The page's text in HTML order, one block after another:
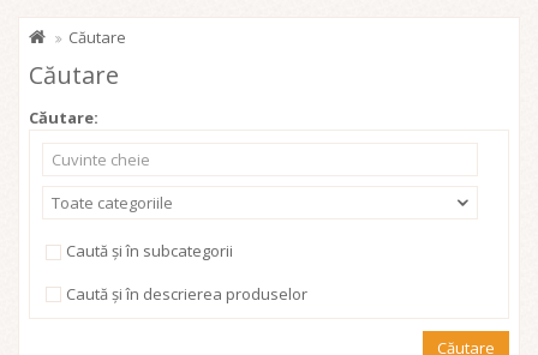
Căutare
Căutare
Căutare:
Toate categoriile
Caută și în subcategorii
Caută și în descrierea produselor